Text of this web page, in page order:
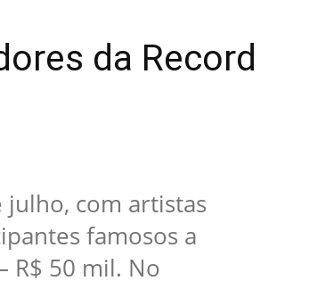
da Record
julho, com artistas
famosos a
R$ 50 mil. No